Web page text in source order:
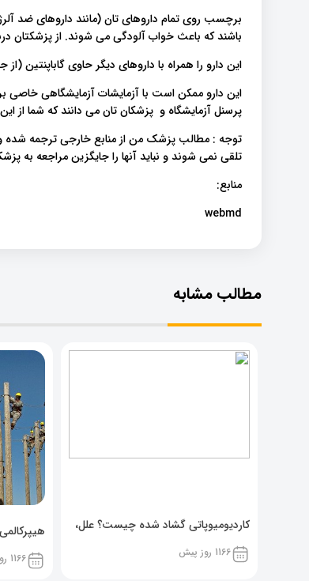
برچسب روی تمام داروهای تان (مانند داروهای ضد
باشند که باعث خواب آلودگی می شوند. از پزشکتان
این دارو را همراه با داروهای دیگر حاوی گاباپنتین (از
این دارو ممکن است با آزمایشات آزمایشگاهی خاصی
پرسنل آزمایشگاه و پزشکان تان می دانند که شما از
توجه : مطالب پزشک من از منابع خارجی ترجمه شده
تلقی نمی شوند و نباید آنها را جایگزین مراجعه
منابع:
webmd
مطالب مشابه
کاردیومیوپاتی گشاد شده چیست؟ علل،
پیشگیری و نشانه ها
1166 روز پیش 1166 روز پیش